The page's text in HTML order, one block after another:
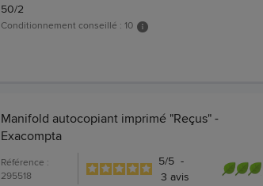
50/2
Conditionnement conseillé : 10
Manifold autocopiant imprimé "Reçus" -
Exacompta
Référence :
295518
5/5 -
3 avis